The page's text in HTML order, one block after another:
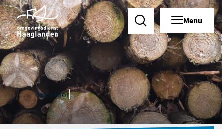
Zoeken Menu
Lees voor